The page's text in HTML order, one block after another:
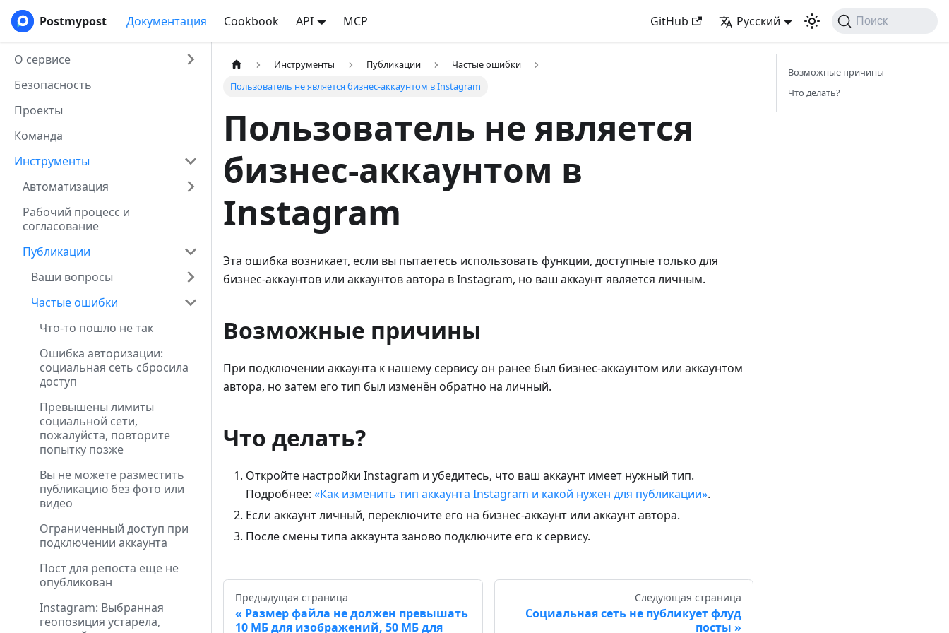
Postmypost Документация Cookbook API MCP GitHub Русский Поиск
О сервисе
Безопасность
Проекты
Команда
Инструменты
Автоматизация
Рабочий процесс и
согласование
Публикации
Ваши вопросы
Частые ошибки
Что-то пошло не так
Ошибка авторизации:
социальная сеть сбросила
доступ
Превышены лимиты
социальной сети,
пожалуйста, повторите
попытку позже
Вы не можете разместить
публикацию без фото или
видео
Ограниченный доступ при
подключении аккаунта
Пост для репоста еще не
опубликован
Instagram: Выбранная
геопозиция устарела,
Инструменты Публикации
Частые ошибки
Пользователь не является бизнес-аккаунтом в Instagram
Пользователь не является
бизнес-аккаунтом в
Instagram
Эта ошибка возникает, если вы пытаетесь использовать функции, доступные только для
бизнес-аккаунтов или аккаунтов автора в Instagram, но ваш аккаунт является личным.
Возможные причины
При подключении аккаунта к нашему сервису он ранее был бизнес-аккаунтом или аккаунтом
автора, но затем его тип был изменён обратно на личный.
Что делать?
Откройте настройки Instagram и убедитесь, что ваш аккаунт имеет нужный тип.
Подробнее: «Как изменить тип аккаунта Instagram и какой нужен для публикации».
Если аккаунт личный, переключите его на бизнес-аккаунт или аккаунт автора.
После смены типа аккаунта заново подключите его к сервису.
Предыдущая страница
Размер файла не должен превышать
10 МБ для изображений, 50 МБ для
Следующая страница
Социальная сеть не публикует флуд
посты
Возможные причины
Что делать?